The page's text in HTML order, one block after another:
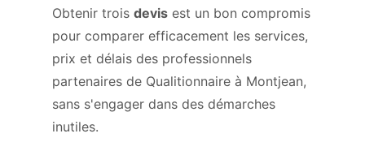
Obtenir trois devis est un bon compromis
pour comparer efficacement les services,
prix et délais des professionnels
partenaires de Qualitionnaire à Montjean,
sans s'engager dans des démarches
inutiles.